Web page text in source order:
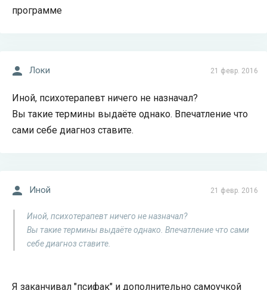
программе
21 февр. 2016
Локи
Иной, психотерапевт ничего не назначал?
Вы такие термины выдаёте однако. Впечатление что
сами себе диагноз ставите.
21 февр. 2016
Иной
Иной, психотерапевт ничего не назначал?
Вы такие термины выдаёте однако. Впечатление что сами
себе диагноз ставите.
Я заканчивал "псифак" и дополнительно самоучкой